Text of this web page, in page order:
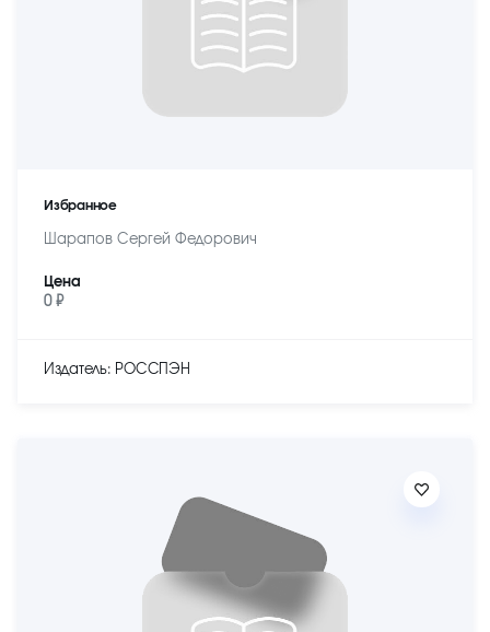
Избранное
Шарапов Сергей Федорович
Цена
0 ₽
Издатель: РОССПЭН